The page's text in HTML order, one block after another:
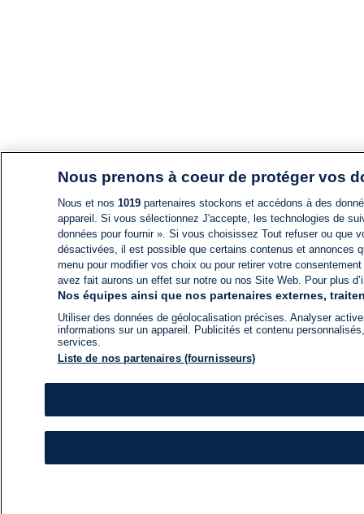
Nous prenons à coeur de protéger vos
Nous et nos 1019partenaires stockons et accédons à des
appareil. Si vous sélectionnez J'accepte, les technologies de
données pour fournir ». Si vous choisissez Tout refuser ou
désactivées, il est possible que certains contenus et annonces
menu pour modifier vos choix ou pour retirer votre
avez fait aurons un effet sur notre ou nos Site Web. Pour plus
Nos équipes ainsi que nos partenaires externes,
Utiliser des données de géolocalisation précises. Analyser
informations sur un appareil. Publicités et contenu
services.
Liste de nos partenaires (fournisseurs)